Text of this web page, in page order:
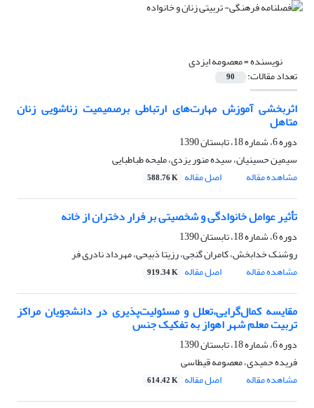
نویسنده =معصومه ایزدی
تعداد مقالات: 90
اثربخشی آموزش مهارت‌های ارتباطی برصمیمیت زناشویی زنان
متاهل
دوره 6، شماره 18، تابستان 1390
سیمین حسینیان، سیده منور یزدی، ملیحه طباطبایی
مشاهده مقاله
اصل مقاله 588.76 K
تأثیر عوامل خانوادگی و شخصیتی بر فرار دختران از خانه
دوره 6، شماره 18، تابستان 1390
روشنک خدابخش، کامران گنجی، رزیتا ذبیحی، مهرداد نادری فر
مشاهده مقاله
اصل مقاله 919.34 K
مقایسه کمال‌گرایی،تعلل و مسئولیت‌پذیری در دانشجویان مراکز
تربیت معلم شهر اهواز به تفکیک جنس
دوره 6، شماره 18، تابستان 1390
فریده حمیدی، معصومه قیطاسی
مشاهده مقاله
اصل مقاله 614.42 K